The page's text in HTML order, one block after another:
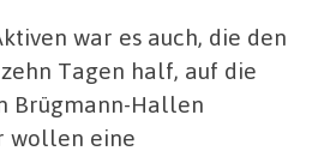
war es auch, die den
Tagen half, auf die
Brügmann-Hallen
wollen eine